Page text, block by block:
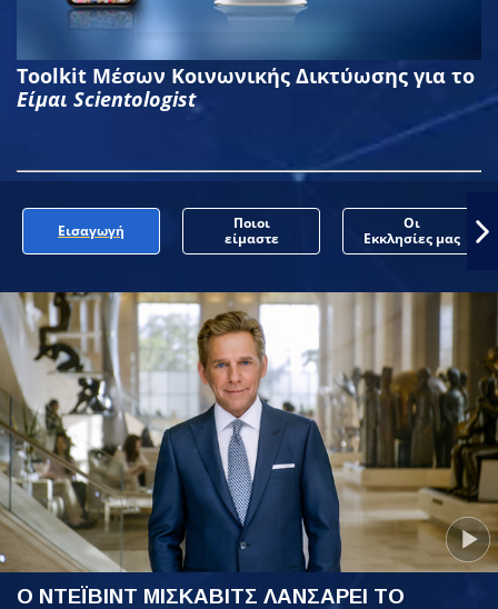
Toolkit Μέσων Κοινωνικής Δικτύωσης για το
Είμαι Scientologist
Εισαγωγή
Ποιοι
είμαστε
Οι
Εκκλησίες μας
Ο ΝΤΕΪΒΙΝΤ ΜΙΣΚΑΒΙΤΣ ΛΑΝΣΑΡΕΙ ΤΟ